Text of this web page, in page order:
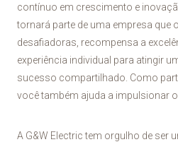
contínuo em crescimento e
tornará parte de uma empresa que
desafiadoras, recompensa a
experiência individual para atingir
sucesso compartilhado. Como
você também ajuda a impulsionar
A G&W Electric tem orgulho de ser